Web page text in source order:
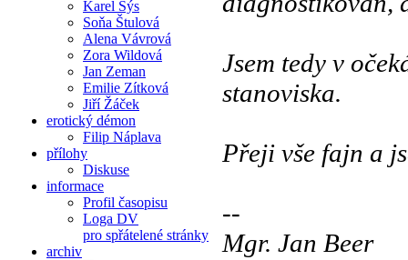
Karel Sýs
Soňa Štulová
Alena Vávrová
Zora Wildová
Jan Zeman
Emilie Zítková
Jiří Žáček
erotický démon
Filip Náplava
přílohy
Diskuse
informace
Profil časopisu
Loga DV
pro spřátelené stránky
archiv
Jsem tedy v
stanoviska.
Přeji vše fajn a
--
Mgr. Jan Beer